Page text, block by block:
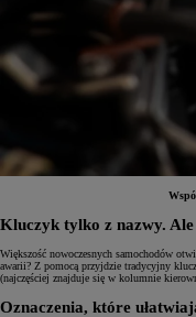
Od81 900 zł
Yaris Cross
HYBRID
Kluczyk tylko z nazwy. Ale
Większość nowoczesnych samochodów
awarii? Z pomocą przyjdzie tradycyjny
(najczęściej znajduje się w kolumnie
Oznaczenia, które